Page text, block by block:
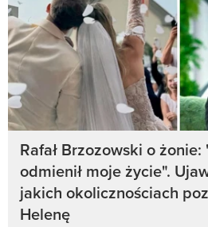
Rafał Brzozowski o żonie:
odmienił moje życie".
jakich okolicznościach
Helenę